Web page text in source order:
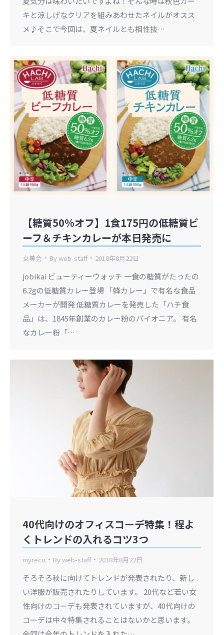
キと涼しげなクリアを組みあわせたネイルがオスス
メ♪そこで今回は、夏ネイルとも相性抜…
【糖質50%オフ】1食175円の低糖質ビ
ーフ＆チキンカレーが本日発売に
女美会 Byweb-staff 2018年8月22日
jobikai ビューティーウォッチ 一食の糖質がたったの
6.2gの低糖質カレー登場 「蜂カレー」で有名な食品
メーカーが開発 低糖質カレーを発売した「ハチ食
品」は、1845年創業のカレー粉のパイオニア。 有名
なカレー粉「…
40代向けのオフィスコーデ特集！程よ
くトレンドの入れるコツ3つ
myreco Byweb-staff 2018年8月22日
そろそろ秋に向けてトレンドが発表されたり、新し
い洋服が販売されたりしています。 20代など若い女
性向けのコーデも発表されていますが、40代向けの
コーデは中々特集されることはないかと思います。